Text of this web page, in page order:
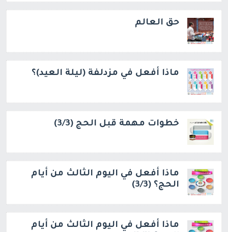
حق العالم
ماذا أفعل في مزدلفة (ليلة العيد)؟
خطوات مهمة قبل الحج (3/3)
ماذا أفعل في اليوم الثالث من أيام
الحج؟ (3/3)
ماذا أفعل في اليوم الثالث من أيام